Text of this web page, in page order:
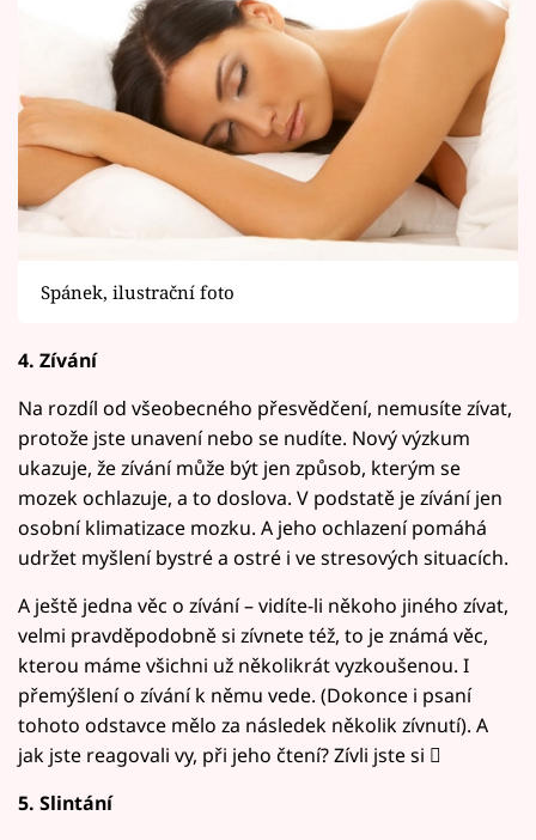
Spánek, ilustrační foto
4. Zívání
Na rozdíl od všeobecného přesvědčení, nemusíte zívat,
protože jste unavení nebo se nudíte. Nový výzkum
ukazuje, že zívání může být jen způsob, kterým se
mozek ochlazuje, a to doslova. V podstatě je zívání jen
osobní klimatizace mozku. A jeho ochlazení pomáhá
udržet myšlení bystré a ostré i ve stresových situacích.
A ještě jedna věc o zívání – vidíte-li někoho jiného zívat,
velmi pravděpodobně si zívnete též, to je známá věc,
kterou máme všichni už několikrát vyzkoušenou. I
přemýšlení o zívání k němu vede. (Dokonce i psaní
tohoto odstavce mělo za následek několik zívnutí). A
jak jste reagovali vy, při jeho čtení? Zívli jste si 
5. Slintání